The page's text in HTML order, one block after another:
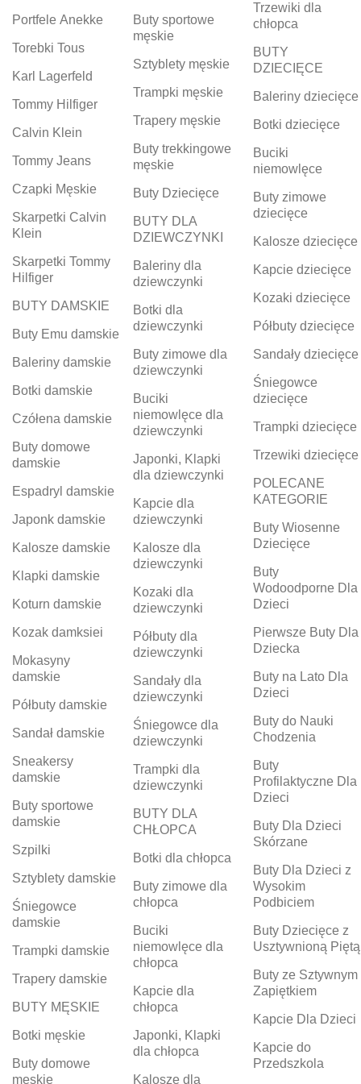
Portfele Anekke
Torebki Tous
Karl Lagerfeld
Tommy Hilfiger
Calvin Klein
Tommy Jeans
Czapki Męskie
Skarpetki Calvin
Klein
Skarpetki Tommy
Hilfiger
BUTY DAMSKIE
Buty Emu damskie
Baleriny damskie
Botki damskie
Czółena damskie
Buty domowe
damskie
Espadryl damskie
Japonk damskie
Kalosze damskie
Klapki damskie
Koturn damskie
Kozak damksiei
Mokasyny
damskie
Półbuty damskie
Sandał damskie
Sneakersy
damskie
Buty sportowe
damskie
Szpilki
Sztyblety damskie
Śniegowce
damskie
Trampki damskie
Trapery damskie
BUTY MĘSKIE
Botki męskie
Buty domowe
męskie
Buty sportowe
męskie
Sztyblety męskie
Trampki męskie
Trapery męskie
Buty trekkingowe
męskie
Buty Dziecięce
BUTY DLA
DZIEWCZYNKI
Baleriny dla
dziewczynki
Botki dla
dziewczynki
Buty zimowe dla
dziewczynki
Buciki
niemowlęce dla
dziewczynki
Japonki, Klapki
dla dziewczynki
Kapcie dla
dziewczynki
Kalosze dla
dziewczynki
Kozaki dla
dziewczynki
Półbuty dla
dziewczynki
Sandały dla
dziewczynki
Śniegowce dla
dziewczynki
Trampki dla
dziewczynki
BUTY DLA
CHŁOPCA
Botki dla chłopca
Buty zimowe dla
chłopca
Buciki
niemowlęce dla
chłopca
Kapcie dla
chłopca
Japonki, Klapki
dla chłopca
Kalosze dla
Trzewiki dla
chłopca
BUTY
DZIECIĘCE
Baleriny dziecięce
Botki dziecięce
Buciki
niemowlęce
Buty zimowe
dziecięce
Kalosze dziecięce
Kapcie dziecięce
Kozaki dziecięce
Półbuty dziecięce
Sandały dziecięce
Śniegowce
dziecięce
Trampki dziecięce
Trzewiki dziecięce
POLECANE
KATEGORIE
Buty Wiosenne
Dziecięce
Buty
Wodoodporne Dla
Dzieci
Pierwsze Buty Dla
Dziecka
Buty na Lato Dla
Dzieci
Buty do Nauki
Chodzenia
Buty
Profilaktyczne Dla
Dzieci
Buty Dla Dzieci
Skórzane
Buty Dla Dzieci z
Wysokim
Podbiciem
Buty Dziecięce z
Usztywnioną Piętą
Buty ze Sztywnym
Zapiętkiem
Kapcie Dla Dzieci
Kapcie do
Przedszkola